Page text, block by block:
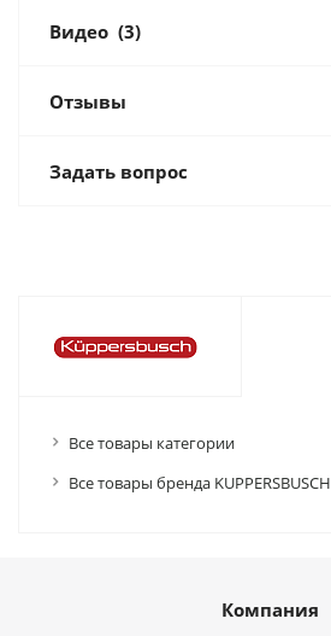
Видео (3)
Отзывы
Задать вопрос
Все товары категории
Все товары бренда KUPPERSBUSCH
Компания